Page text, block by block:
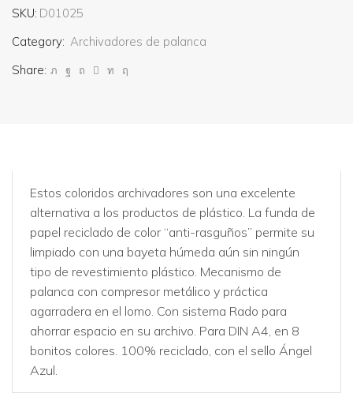
SKU: D01025
Category: Archivadores de palanca
Share:
Estos coloridos archivadores son una excelente
alternativa a los productos de plástico. La funda de
papel reciclado de color “anti-rasguños” permite su
limpiado con una bayeta húmeda aún sin ningún
tipo de revestimiento plástico. Mecanismo de
palanca con compresor metálico y práctica
agarradera en el lomo. Con sistema Rado para
ahorrar espacio en su archivo. Para DIN A4, en 8
bonitos colores. 100% reciclado, con el sello Ángel
Azul.